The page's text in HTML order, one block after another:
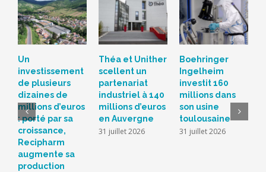
Un
investissement
de plusieurs
dizaines de
millions d’euros
: porté par sa
croissance,
Recipharm
augmente sa
production
Théa et Unither
scellent un
partenariat
industriel à 140
millions d’euros
en Auvergne
31 juillet 2026
Boehringer
Ingelheim
investit 160
millions dans
son usine
toulousaine
31 juillet 2026